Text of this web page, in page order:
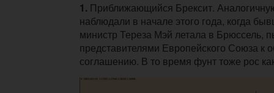
1. Приближающийся Брексит.
наблюдали в начале этого года, когда
министр Тереза Мэй летала в Брюссель,
представителями Европейского Союза к
соглашению. В то время фунт тоже рос